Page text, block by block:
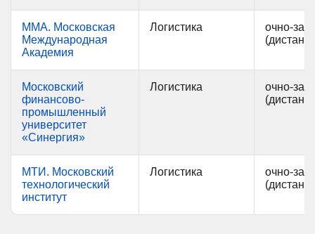
ММА. Московская
Международная
Академия
Логистика
очно-
Московский
финансово-
промышленный
университет
«Синергия»
Логистика
очно-
МТИ. Московский
технологический
институт
Логистика
очно-